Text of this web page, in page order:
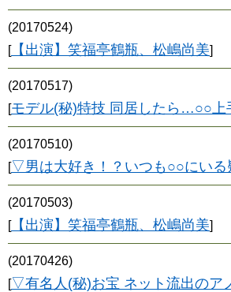
(20170524)
[【出演】笑福亭鶴瓶、松嶋尚美]
(20170517)
[モデル(秘)特技 同居したら…○○上
(20170510)
[▽男は大好き！？いつも○○にいる
(20170503)
[【出演】笑福亭鶴瓶、松嶋尚美]
(20170426)
[▽有名人(秘)お宝 ネット流出のア